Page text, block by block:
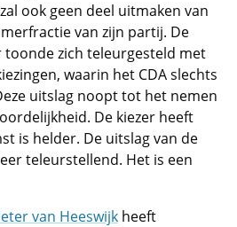
ook geen deel uitmaken van
van zijn partij. De
zich teleurgesteld met
waarin het CDA slechts
uitslag noopt tot het nemen
De kiezer heeft
is helder. De uitslag van de
teleurstellend. Het is een
van Heeswijk heeft